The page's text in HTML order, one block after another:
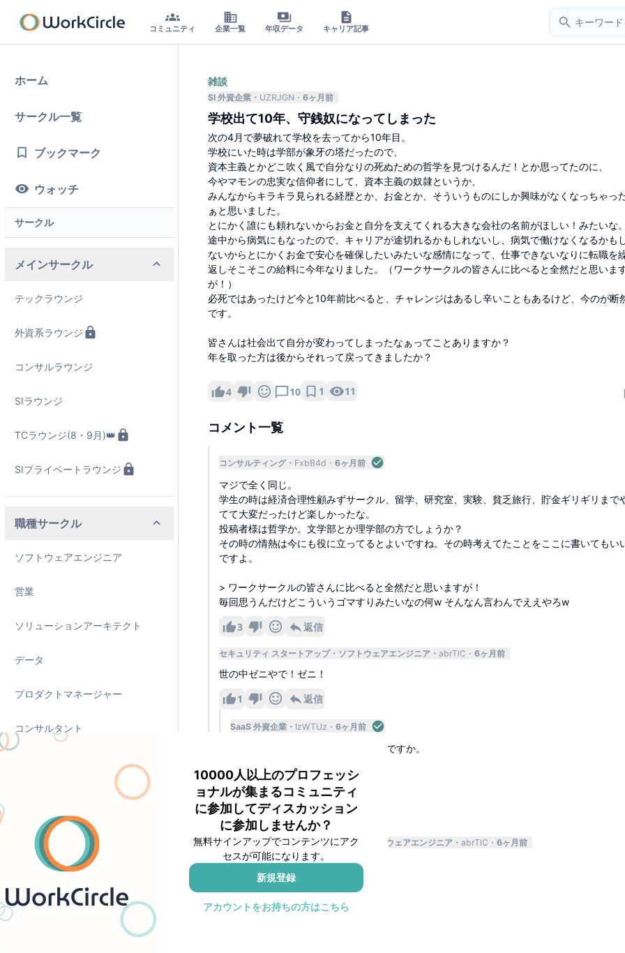
コミュニティ 企業一覧 年収データ キャリア記事
ホーム
サークル一覧
ブックマーク
ウォッチ
サークル
メインサークル
テックラウンジ
外資系ラウンジ
コンサルラウンジ
SIラウンジ
TCラウンジ(8・9月)👑
SIプライベートラウンジ
職種サークル
ソフトウェアエンジニア
営業
ソリューションアーキテクト
データ
プロダクトマネージャー
コンサルタント
デザイナー
プリセールスエンジニア
10000人以上のプロフェッシ
ョナルが集まるコミュニティ
に参加してディスカッション
に参加しませんか？
無料サインアップでコンテンツにアク
セスが可能になります。
新規登録
アカウントをお持ちの方はこちら
雑談
SI 外資企業 UZRJGN 6ヶ月前
学校出て10年、守銭奴になってしまった
次の4月で夢破れて学校を去ってから10年目。
学校にいた時は学部が象牙の塔だったので、
資本主義とかどこ吹く風で自分なりの死ぬための哲学を見つけるんだ！とか思ってたのに、
今やマモンの忠実な信仰者にして、資本主義の奴隷というか、
みんなからキラキラ見られる経歴とか、お金とか、そういうものにしか興味がなくなっちゃっ
ぁと思いました。
とにかく誰にも頼れないからお金と自分を支えてくれる大きな会社の名前がほしい！みたいな
途中から病気にもなったので、キャリアが途切れるかもしれないし、病気で働けなくなるかも
ないからとにかくお金で安心を確保したいみたいな感情になって、仕事できないなりに転職を
返しそこそこの給料に今年なりました。（ワークサークルの皆さんに比べると全然だと思いま
が！）
必死ではあったけど今と10年前比べると、チャレンジはあるし辛いこともあるけど、今のが断
です。
皆さんは社会出て自分が変わってしまったなぁってことありますか？
年を取った方は後からそれって戻ってきましたか？
4 10 1 11
コメント一覧
コンサルティング FxbB4d 6ヶ月前
マジで全く同じ。
学生の時は経済合理性顧みずサークル、留学、研究室、実験、貧乏旅行、貯金ギリギリまで
てて大変だったけど楽しかったな。
投稿者様は哲学か。文学部とか理学部の方でしょうか？
その時の情熱は今にも役に立ってるとよいですね。その時考えてたことをここに書いてもい
ですよ。
> ワークサークルの皆さんに比べると全然だと思いますが！
毎回思うんだけどこういうゴマすりみたいなの何w そんなん言わんでええやろw
3 返信
セキュリティ スタートアップ ソフトウェアエンジニア abrTlC 6ヶ月前
世の中ゼニやで！ゼニ！
1 返信
SaaS 外資企業 IzWTUz 6ヶ月前
スタートアップって、ゼニ貰えるんですか。
返信
😂 5
セキュリティ スタートアップ ソフトウェアエンジニア abrTlC 6ヶ月前
全然もらえない！
😂 3 😢1